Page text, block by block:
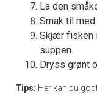
La den
Smak til
Skjær fisken
suppen.
Dryss grønt
Tips: Her kan du